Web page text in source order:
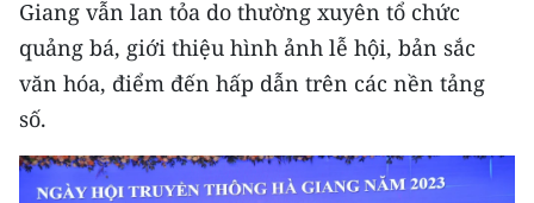
CHUYÊN ĐỀ
CÁC CHUYÊN TRANG
VỀ BÁO NHÂN DÂN
Giang vẫn lan tỏa do thường xuyên tổ chức
quảng bá, giới thiệu hình ảnh lễ hội, bản sắc
văn hóa, điểm đến hấp dẫn trên các nền tảng
số.